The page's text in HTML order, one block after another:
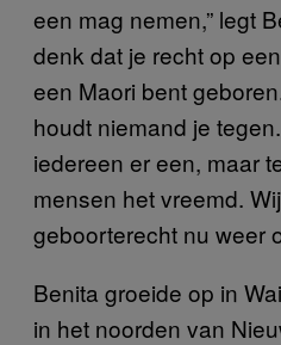
een mag nemen,” legt
denk dat je recht op
een Maori bent
houdt niemand je
iedereen er een, maar
mensen het vreemd.
geboorterecht nu weer
Benita groeide op in
in het noorden van